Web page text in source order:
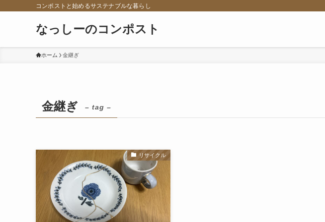
コンポストと始めるサステナブルな暮らし
なっしーのコンポスト
ホーム 金継ぎ
金継ぎ – tag –
リサイクル